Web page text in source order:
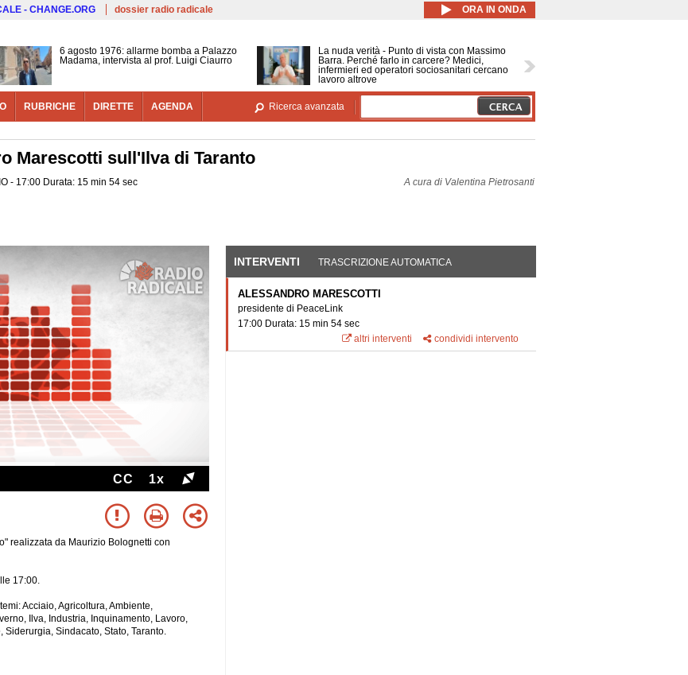
Salta al contenuto principale
- CHANGE.ORG dossier radio radicale ORA IN ONDA
6 agosto 1976: allarme bomba a Palazzo
Madama, intervista al prof. Luigi Ciaurro
La nuda verità - Punto di vista con Massimo
Barra. Perché farlo in carcere? Medici,
infermieri ed operatori sociosanitari cercano
lavoro altrove
RUBRICHE DIRETTE AGENDA Ricerca avanzata
Marescotti sull'Ilva di Taranto
- 17:00 Durata: 15 min 54 sec A cura di Valentina Pietrosanti
CC 1x
realizzata da Maurizio Bolognetti con
17:00.
Acciaio, Agricoltura, Ambiente,
Ilva, Industria, Inquinamento, Lavoro,
Siderurgia, Sindacato, Stato, Taranto.
INTERVENTI (SCHEDA ATTIVA)
TRASCRIZIONE AUTOMATICA
ALESSANDRO MARESCOTTI
presidente di PeaceLink
17:00 Durata: 15 min 54 sec
altri interventi
condividi intervento